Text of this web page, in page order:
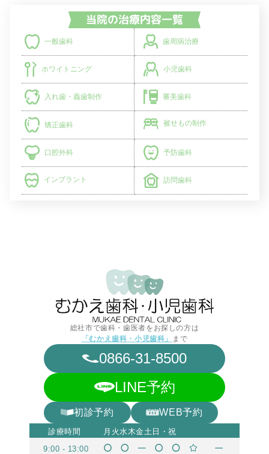
一般歯科 歯周病治療
ホワイトニング 小児歯科
入れ歯・義歯制作 審美歯科
矯正歯科 被せもの制作
口腔外科 予防歯科
インプラント 訪問歯科
総社市で歯科・歯医者をお探しの方は
「むかえ歯科・小児歯科」
まで
0866-31-8500
LINE予約
初診予約 WEB予約
診療時間 月 火 水 木金 土 日・祝
9:00 - 13:00